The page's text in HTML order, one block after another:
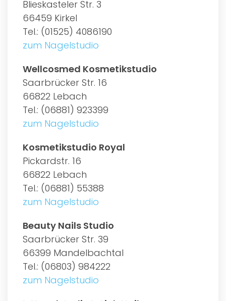
Blieskasteler Str. 3
66459 Kirkel
Tel.: (01525) 4086190
zum Nagelstudio
Wellcosmed Kosmetikstudio
Saarbrücker Str. 16
66822 Lebach
Tel.: (06881) 923399
zum Nagelstudio
Kosmetikstudio Royal
Pickardstr. 16
66822 Lebach
Tel.: (06881) 55388
zum Nagelstudio
Beauty Nails Studio
Saarbrücker Str. 39
66399 Mandelbachtal
Tel.: (06803) 984222
zum Nagelstudio